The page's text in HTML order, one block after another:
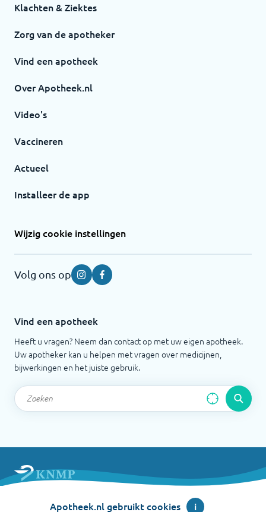
Klachten & Ziektes
Zorg van de apotheker
Vind een apotheek
Over Apotheek.nl
Video's
Vaccineren
Actueel
Installeer de app
Wijzig cookie instellingen
Volg ons op InstagramFacebook
Vind een apotheek
Heeft u vragen? Neem dan contact op met uw eigen apotheek.
Uw apotheker kan u helpen met vragen over medicijnen,
bijwerkingen en het juiste gebruik.
Nederlandse Maatschappij ter bevordering der
Apotheek.nl gebruikt cookies i